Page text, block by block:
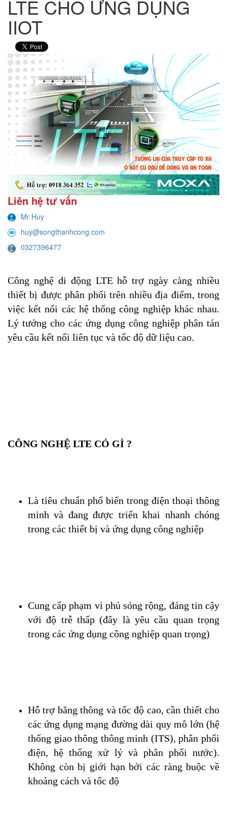
LTE CHO ỨNG DỤNG
IIOT
Liên hệ tư vấn
Mr Huy
huy@songthanhcong.com
0327396477
Công nghệ di động LTE hỗ trợ ngày càng nhiều
thiết bị được phân phối trên nhiều địa điểm, trong
việc kết nối các hệ thống công nghiệp khác nhau.
Lý tưởng cho các ứng dụng công nghiệp phân tán
yêu cầu kết nối liên tục và tốc độ dữ liệu cao.
CÔNG NGHỆ LTE CÓ GÌ ?
Là tiêu chuẩn phổ biến trong điện thoại thông
minh và đang được triển khai nhanh chóng
trong các thiết bị và ứng dụng công nghiệp
Cung cấp phạm vi phủ sóng rộng, đáng tin cậy
với độ trễ thấp (đây là yêu cầu quan trọng
trong các ứng dụng công nghiệp quan trọng)
Hỗ trợ băng thông và tốc độ cao, cần thiết cho
các ứng dụng mạng đường dài quy mô lớn (hệ
thống giao thông thông minh (ITS), phân phối
điện, hệ thống xử lý và phân phối nước).
Không còn bị giới hạn bởi các ràng buộc về
khoảng cách và tốc độ